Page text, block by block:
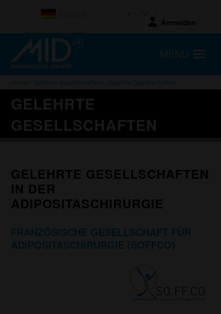
Anmelden
MENU
Home Gelehrte-gesellschaften > Gelehrte Gesellschaften
GELEHRTE
GESELLSCHAFTEN
GELEHRTE GESELLSCHAFTEN
IN DER
ADIPOSITASCHIRURGIE
FRANZÖSISCHE GESELLSCHAFT FÜR
ADIPOSITASCHIRURGIE (SOFFCO)